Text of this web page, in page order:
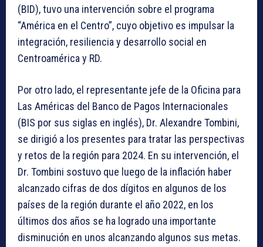
(BID), tuvo una intervención sobre el programa
“América en el Centro”, cuyo objetivo es impulsar la
integración, resiliencia y desarrollo social en
Centroamérica y RD.
Por otro lado, el representante jefe de la Oficina para
Las Américas del Banco de Pagos Internacionales
(BIS por sus siglas en inglés), Dr. Alexandre Tombini,
se dirigió a los presentes para tratar las perspectivas
y retos de la región para 2024. En su intervención, el
Dr. Tombini sostuvo que luego de la inflación haber
alcanzado cifras de dos dígitos en algunos de los
países de la región durante el año 2022, en los
últimos dos años se ha logrado una importante
disminución en unos alcanzando algunos sus metas.